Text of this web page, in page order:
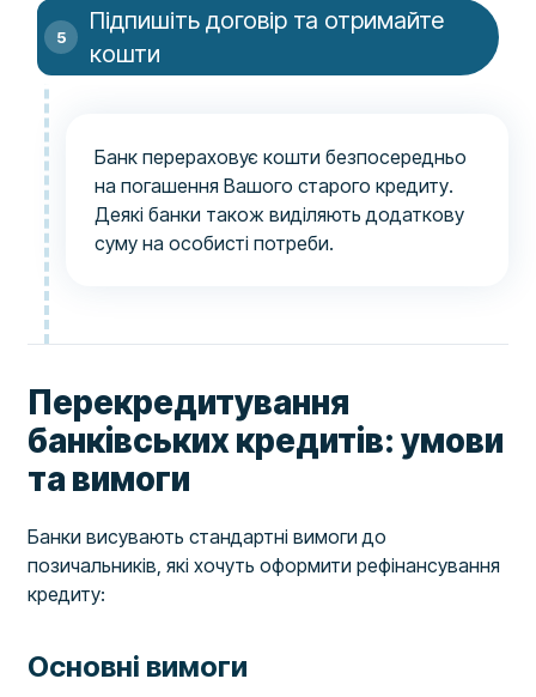
Підпишіть договір та отримайте
кошти
Банк перераховує кошти безпосередньо
на погашення Вашого старого кредиту.
Деякі банки також виділяють додаткову
суму на особисті потреби.
Перекредитування
банківських кредитів: умови
та вимоги
Банки висувають стандартні вимоги до
позичальників, які хочуть оформити рефінансування
кредиту:
Основні вимоги